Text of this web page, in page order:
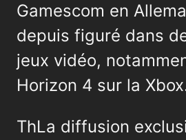
Gamescom en
depuis figuré dans
jeux vidéo,
Horizon 4 sur la
ThLa diffusion